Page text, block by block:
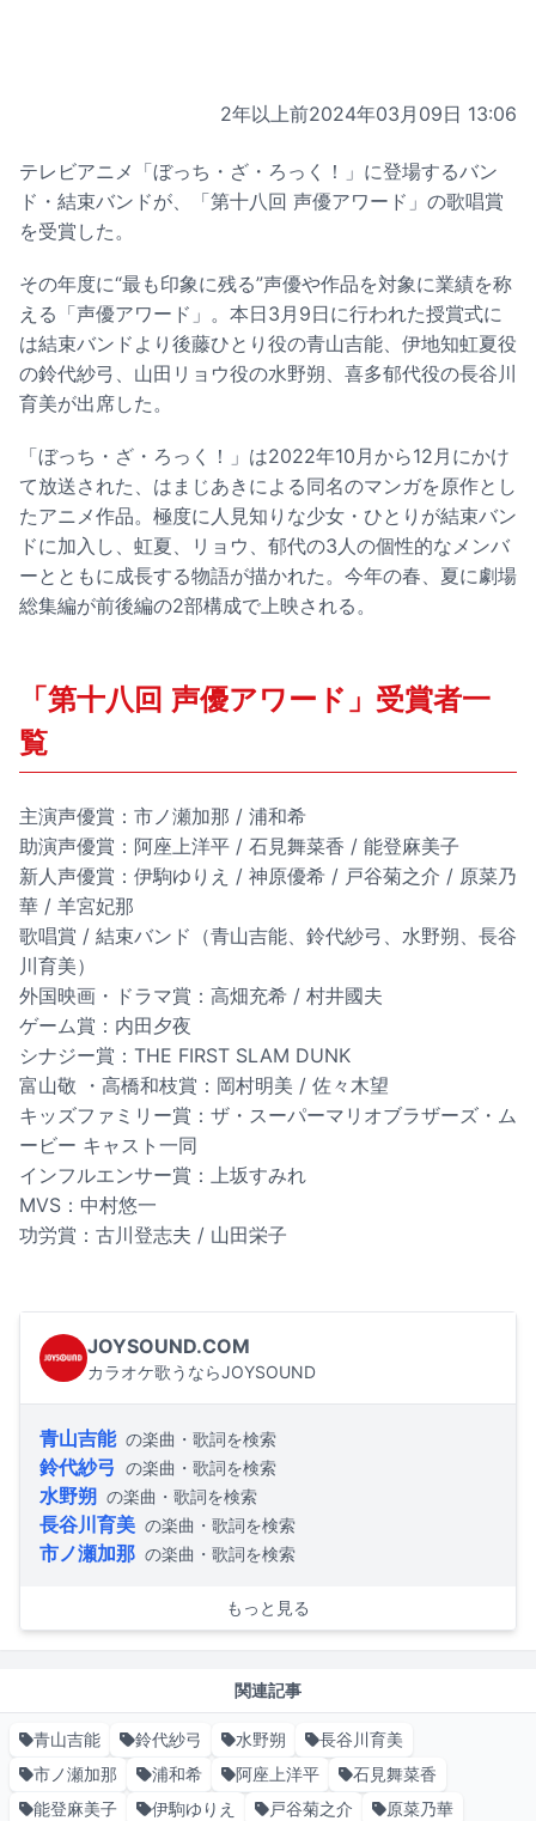
2年以上前2024年03月09日 13:06
テレビアニメ「ぼっち・ざ・ろっく！」に登場するバン
ド・結束バンドが、「第十八回 声優アワード」の歌唱賞
を受賞した。
その年度に“最も印象に残る”声優や作品を対象に業績を称
える「声優アワード」。本日3月9日に行われた授賞式に
は結束バンドより後藤ひとり役の青山吉能、伊地知虹夏役
の鈴代紗弓、山田リョウ役の水野朔、喜多郁代役の長谷川
育美が出席した。
「ぼっち・ざ・ろっく！」は2022年10月から12月にかけ
て放送された、はまじあきによる同名のマンガを原作とし
たアニメ作品。極度に人見知りな少女・ひとりが結束バン
ドに加入し、虹夏、リョウ、郁代の3人の個性的なメンバ
ーとともに成長する物語が描かれた。今年の春、夏に劇場
総集編が前後編の2部構成で上映される。
「第十八回 声優アワード」受賞者一
覧
主演声優賞：市ノ瀬加那 / 浦和希
助演声優賞：阿座上洋平 / 石見舞菜香 / 能登麻美子
新人声優賞：伊駒ゆりえ / 神原優希 / 戸谷菊之介 / 原菜乃
華 / 羊宮妃那
歌唱賞 / 結束バンド（青山吉能、鈴代紗弓、水野朔、長谷
川育美）
外国映画・ドラマ賞：高畑充希 / 村井國夫
ゲーム賞：内田夕夜
シナジー賞：THE FIRST SLAM DUNK
富山敬 ・高橋和枝賞：岡村明美 / 佐々木望
キッズファミリー賞：ザ・スーパーマリオブラザーズ・ム
ービー キャスト一同
インフルエンサー賞：上坂すみれ
MVS：中村悠一
功労賞：古川登志夫 / 山田栄子
JOYSOUND.COM
カラオケ歌うならJOYSOUND
青山吉能 の楽曲・歌詞を検索
鈴代紗弓 の楽曲・歌詞を検索
水野朔 の楽曲・歌詞を検索
長谷川育美 の楽曲・歌詞を検索
市ノ瀬加那 の楽曲・歌詞を検索
もっと見る
関連記事
青山吉能 鈴代紗弓 水野朔
長谷川育美
市ノ瀬加那
浦和希 阿座上洋平
石見舞菜香
能登麻美子
伊駒ゆりえ 戸谷菊之介
原菜乃華